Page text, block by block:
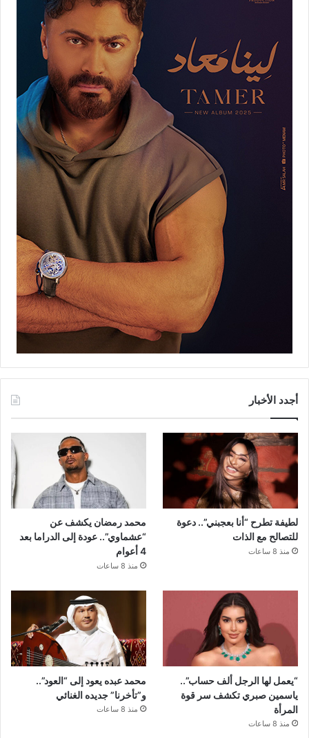
أجدد الأخبار
لطيفة تطرح “أنا بعجبني”.. دعوة
للتصالح مع الذات
منذ 8 ساعات
محمد رمضان يكشف عن
“عشماوي”.. عودة إلى الدراما بعد
4 أعوام
منذ 8 ساعات
“يعمل لها الرجل ألف حساب”..
ياسمين صبري تكشف سر قوة
المرأة
منذ 8 ساعات
محمد عبده يعود إلى “العود”..
و”تأخرنا” جديده الغنائي
منذ 8 ساعات